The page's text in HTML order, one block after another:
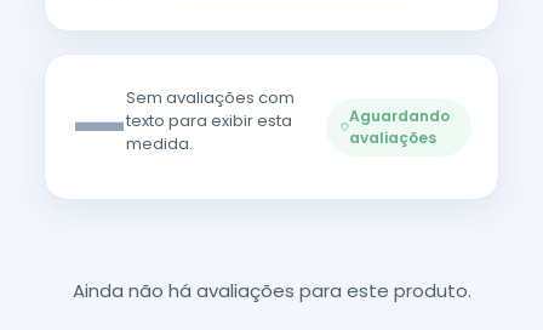
—Sem avaliações com
texto para exibir esta
medida.
Aguardando
avaliações
Ainda não há avaliações para este produto.